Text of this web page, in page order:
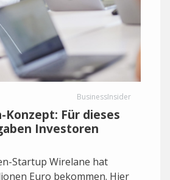
BusinessInsider
Konzept: Für dieses
Investoren
Startup Wirelane hat
Euro bekommen. Hier